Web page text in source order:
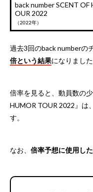
back number SCENT OF
OUR 2022
（2022年）
過去3回のback numberの
倍という結果になりました
倍率を見ると、動員数の
HUMOR TOUR 2022』は
す。
なお、 倍率予想に使用し